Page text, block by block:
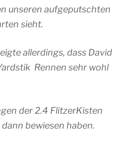
unseren aufgeputschten
sieht.
allerdings, dass David
Rennen sehr wohl
der 2.4 FlitzerKisten
bewiesen haben.